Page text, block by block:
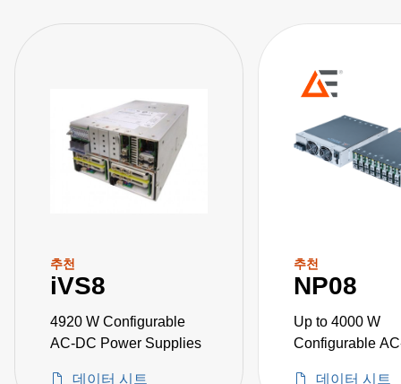
추천
iVS8
4920 W Configurable
AC-DC Power Supplies
데이터 시트
추천
NP08
Up to 4000 W
Configurable
데이터 시트